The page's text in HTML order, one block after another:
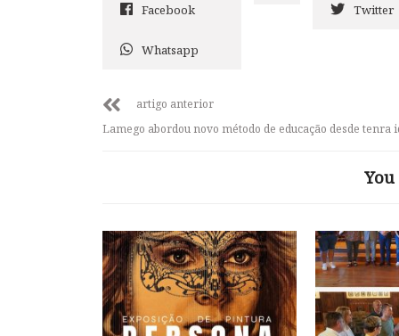
Facebook Twitter
Whatsapp
artigo anterior
Lamego abordou novo método de educação desde tenra